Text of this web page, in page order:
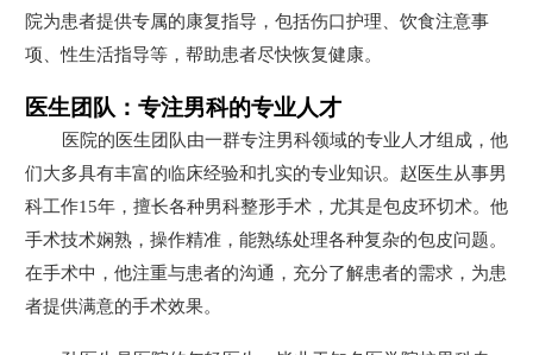
院为患者提供专属的康复指导，包括伤口护理、饮食注意事
项、性生活指导等，帮助患者尽快恢复健康。
医生团队：专注男科的专业人才
医院的医生团队由一群专注男科领域的专业人才组成，他
们大多具有丰富的临床经验和扎实的专业知识。赵医生从事男
科工作15年，擅长各种男科整形手术，尤其是包皮环切术。他
手术技术娴熟，操作精准，能熟练处理各种复杂的包皮问题。
在手术中，他注重与患者的沟通，充分了解患者的需求，为患
者提供满意的手术效果。